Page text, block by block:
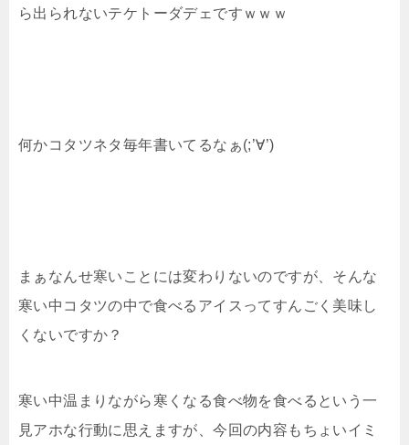
ら出られないテケトーダデェですｗｗｗ
何かコタツネタ毎年書いてるなぁ(;’∀’)
まぁなんせ寒いことには変わりないのですが、そんな
寒い中コタツの中で食べるアイスってすんごく美味し
くないですか？
寒い中温まりながら寒くなる食べ物を食べるという一
見アホな行動に思えますが、今回の内容もちょいイミ